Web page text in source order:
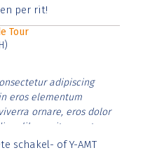
per rit!
Tour
adipiscing
eros elementum
ornare, eros dolor
libero vitae erat.
id rutrum lorem
schakel- of Y-AMT